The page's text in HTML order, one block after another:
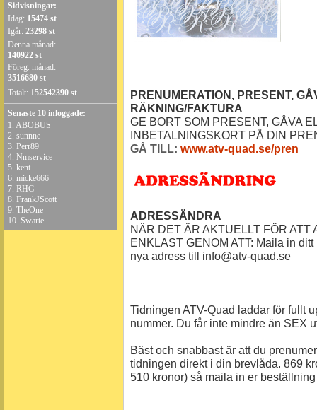
Sidvisningar:
Idag: 15474 st
Igår: 23298 st
Denna månad:
140922 st
Föreg. månad:
3516680 st
Totalt: 152542390 st
Senaste 10 inloggade:
1. ABOBUS
2. sunnne
3. Perr89
4. Nmservice
5. kent
6. micke666
7. RHG
8. FrankJScott
9. TheOne
10. Swarte
PRENUMERATION, PRESENT,
RÄKNING/FAKTURA
GE BORT SOM PRESENT, GÅVA
INBETALNINGSKORT PÅ DIN
GÅ TILL: www.atv-quad.se/pren
ADRESSÄNDRA
NÄR DET ÄR AKTUELLT FÖR
ENKLAST GENOM ATT: Maila in
nya adress till info@atv-quad.se
Tidningen ATV-Quad laddar för fullt
nummer. Du får inte mindre än SEX
Bäst och snabbast är att du
tidningen direkt i din brevlåda. 869
510 kronor) så maila in er beställning